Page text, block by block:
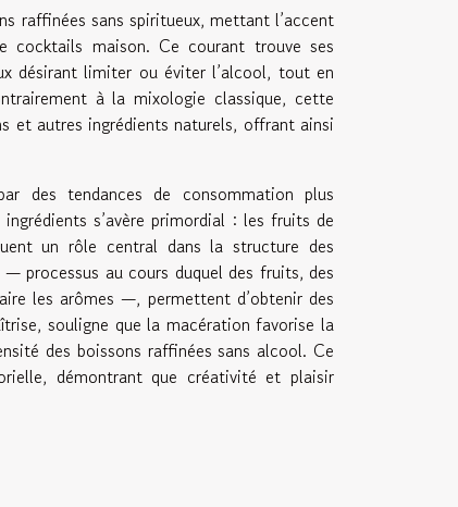
raffinées sans spiritueux, mettant l’accent
cocktails maison. Ce courant trouve ses
désirant limiter ou éviter l’alcool, tout en
à la mixologie classique, cette
et autres ingrédients naturels, offrant ainsi
des tendances de consommation plus
s’avère primordial : les fruits de
un rôle central dans la structure des
processus au cours duquel des fruits, des
les arômes —, permettent d’obtenir des
souligne que la macération favorise la
des boissons raffinées sans alcool. Ce
démontrant que créativité et plaisir